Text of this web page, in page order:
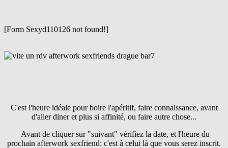
[Form Sexyd110126 not found!]
C'est l'heure idéale pour boire l'apéritif, faire connaissance, avant
d'aller diner et plus si affinité, ou faire autre chose...
Avant de cliquer sur "suivant" vérifiez la date, et l'heure du
prochain afterwork sexfriend: c'est à celui là que vous serez inscrit.